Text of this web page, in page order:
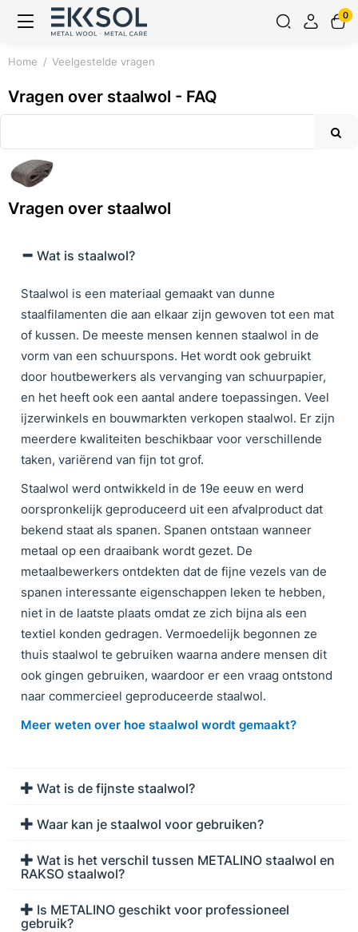
0
Home Veelgestelde vragen
Vragen over staalwol - FAQ
Vragen over staalwol
Wat is staalwol?
Staalwol is een materiaal gemaakt van dunne
staalfilamenten die aan elkaar zijn gewoven tot een mat
of kussen. De meeste mensen kennen staalwol in de
vorm van een schuurspons. Het wordt ook gebruikt
door houtbewerkers als vervanging van schuurpapier,
en het heeft ook een aantal andere toepassingen. Veel
ijzerwinkels en bouwmarkten verkopen staalwol. Er zijn
meerdere kwaliteiten beschikbaar voor verschillende
taken, variërend van fijn tot grof.
Staalwol werd ontwikkeld in de 19e eeuw en werd
oorspronkelijk geproduceerd uit een afvalproduct dat
bekend staat als spanen. Spanen ontstaan wanneer
metaal op een draaibank wordt gezet. De
metaalbewerkers ontdekten dat de fijne vezels van de
spanen interessante eigenschappen leken te hebben,
niet in de laatste plaats omdat ze zich bijna als een
textiel konden gedragen. Vermoedelijk begonnen ze
thuis staalwol te gebruiken waarna andere mensen dit
ook gingen gebruiken, waardoor er een vraag ontstond
naar commercieel geproduceerde staalwol.
Meer weten over hoe staalwol wordt gemaakt?
Wat is de fijnste staalwol?
Waar kan je staalwol voor gebruiken?
Wat is het verschil tussen METALINO staalwol en
RAKSO staalwol?
Is METALINO geschikt voor professioneel
gebruik?